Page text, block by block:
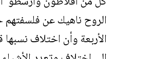
الروح ناهيك عن فلسفتهم
الأربعة وأن اختلاف